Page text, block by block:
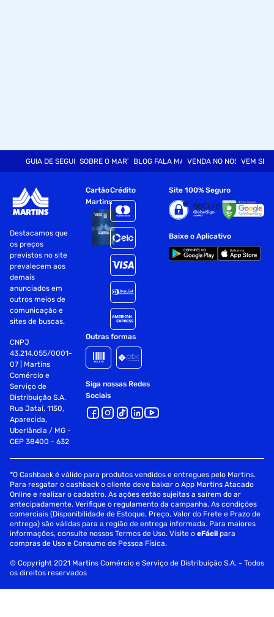
GUIA DE SEGURANÇASOBRE O MARTINSBLOG FALA MARTVENDA NO NOSSO SITE
VEM SER
Destacamos que
os preços
previstos no site
prevalecem aos
demais
anunciados em
outros meios de
comunicação e
sites de buscas.
CNPJ
43.214.055/0001-
07 | Martins
Comércio e
Serviço de
Distribuição S.A.
Rua Jataí, 1150,
Aparecida,
Uberlândia / MG -
CEP 38400 - 632
Cartão
Martins
Crédito
Outras formas
Siga nossas Redes
Sociais
Site 100% Seguro
Baixe o Aplicativo
*O Cashback é válido para produtos vendidos e entregues pelo Martins.
Para resgatar o cashback o cliente deve baixar o App Martins Atacado
Online e realizar o cadastro. As ações estão sujeitas a saírem do ar
antecipadamente. Verifique o regulamento da campanha. As condições
comerciais (Disponibilidade de Estoque, Preço, Valor do Frete e Prazo de
entrega) são válidas para a região de entrega informada. Para maiores
informações, consulte nossos Termos de Uso. Visite oeFácil para
compras de Uso e Consumo de Pessoa Física.
© Copyright 2021 Martins Comércio e Serviço de Distribuição S.A. - Todos
os direitos reservados